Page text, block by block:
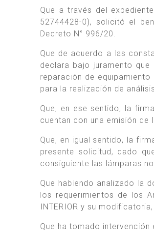
Que a través del
52744428-0), solicitó el
Decreto N° 996/20.
Que de acuerdo a las
declara bajo juramento
reparación de equipamiento
para la realización de
Que, en ese sentido, la
cuentan con una emisión de
Que, en igual sentido, la
presente solicitud, dado
consiguiente las lámparas
Que habiendo analizado la
los requerimientos de los
INTERIOR y su
Que ha tomado